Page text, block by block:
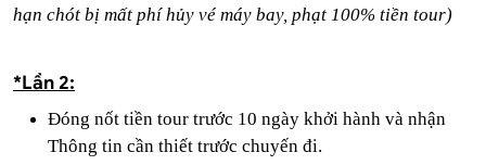
hạn chót bị mất phí hủy vé máy bay, phạt 100% tiền tour)
*Lần 2:
Đóng nốt tiền tour trước 10 ngày khởi hành và nhận
Thông tin cần thiết trước chuyến đi.